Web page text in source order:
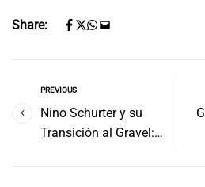
Share:
PREVIOUS
Nino Schurter y su
Transición al Gravel: